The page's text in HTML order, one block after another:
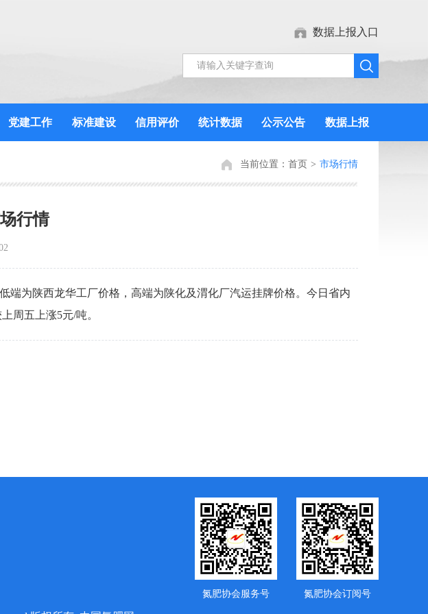
数据上报入口
党建工作 标准建设 信用评价 统计数据 公示公告 数据上报
当前位置： 首页 > 市场行情
行情
02
端为陕西龙华工厂价格，高端为陕化及渭化厂汽运挂牌价格。今日省内
周五上涨5元/吨。
氮肥协会服务号 氮肥协会订阅号